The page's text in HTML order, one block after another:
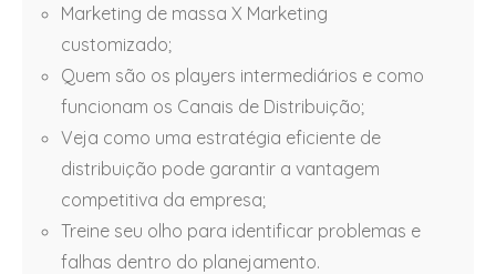
Marketing de massa X Marketing
customizado;
Quem são os players intermediários e como
funcionam os Canais de Distribuição;
Veja como uma estratégia eficiente de
distribuição pode garantir a vantagem
competitiva da empresa;
Treine seu olho para identificar problemas e
falhas dentro do planejamento.